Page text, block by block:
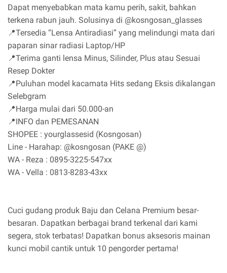
Dapat menyebabkan mata kamu perih, sakit, bahkan
terkena rabun jauh. Solusinya di @kosngosan_glasses
📍Tersedia “Lensa Antiradiasi” yang melindungi mata dari
paparan sinar radiasi Laptop/HP
📍Terima ganti lensa Minus, Silinder, Plus atau Sesuai
Resep Dokter
📍Puluhan model kacamata Hits sedang Eksis dikalangan
Selebgram
📍Harga mulai dari 50.000-an
📍INFO dan PEMESANAN
SHOPEE : yourglassesid (Kosngosan)
Line - Harahap: @kosngosan (PAKE @)
WA - Reza : 0895-3225-547xx
WA - Vella : 0813-8283-43xx
Cuci gudang produk Baju dan Celana Premium besar-
besaran. Dapatkan berbagai brand terkenal dari kami
segera, stok terbatas! Dapatkan bonus aksesoris mainan
kunci mobil cantik untuk 10 pengorder pertama!